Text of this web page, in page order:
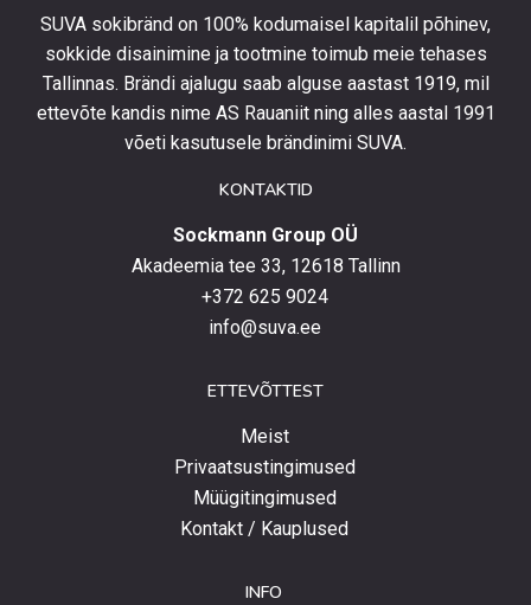
kursis
uusimate
toodetega,
eripakkumistega
SUVA sokibränd on 100% kodumaisel kapitalil põhinev,
sokkide disainimine ja tootmine toimub meie tehases
Tallinnas. Brändi ajalugu saab alguse aastast 1919, mil
ettevõte kandis nime AS Rauaniit ning alles aastal 1991
võeti kasutusele brändinimi SUVA.
KONTAKTID
Sockmann Group OÜ
Akadeemia tee 33, 12618 Tallinn
+372 625 9024
info@suva.ee
ETTEVÕTTEST
Meist
Privaatsustingimused
Müügitingimused
Kontakt / Kauplused
INFO